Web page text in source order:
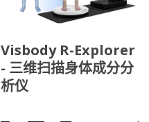
Visbody R-Explorer
- 三维扫描身体成分分
析仪